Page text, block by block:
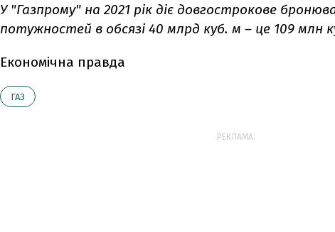
У "Газпрому" на 2021 рік діє довгострокове
потужностей в обсязі 40 млрд куб. м – це 109 млн
Економічна правда
ГАЗ
РЕКЛАМА: